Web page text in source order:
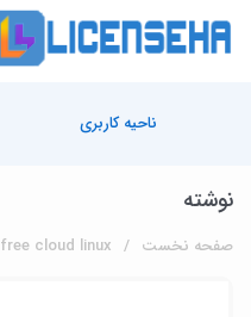
ناحیه کاربری
نوشته
صفحه نخست free cloud linux